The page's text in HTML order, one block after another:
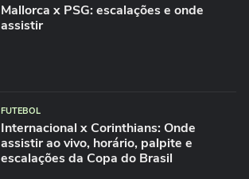
Mallorca x PSG: escalações e onde
assistir
FUTEBOL
Internacional x Corinthians: Onde
assistir ao vivo, horário, palpite e
escalações da Copa do Brasil